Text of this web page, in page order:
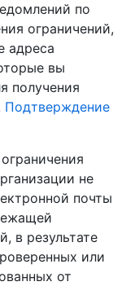
по
ограничений,
адреса
вы
получения
Подтверждение
не
почты
в результате
или
от